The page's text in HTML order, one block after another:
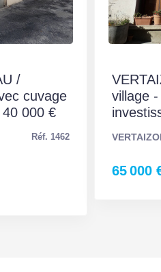
580 kWh/m2 par an
305 kWh/m2 par an
/
cuvage
000 €
Réf. 1462
village
65 000